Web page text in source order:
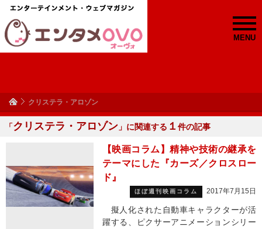
MENU
クリステラ・アロゾン
「クリステラ・アロゾン 」に関連する １ 件の記事
【映画コラム】精神や技術の継承を
テーマにした『カーズ／クロスロー
ド』
ほぼ週刊映画コラム 2017年7月15日
擬人化された自動車キャラクターが活
躍する、ピクサーアニメーションシリー